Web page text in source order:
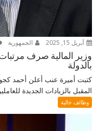
أبريل 15, 2025 الجمهورية
وزير المالية صرف مرتبات
بالدولة
كتبت أميرة عنب أعلن أحمد
المقبل بالزيادات الجديدة
وظائف خالية